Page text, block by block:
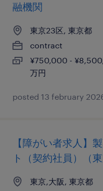
融機関
東京23区, 東京都
contract
¥750,000 -
万円
posted 13 february
【障がい者求人】
ト（契約社員）（
東京,大阪, 東京都